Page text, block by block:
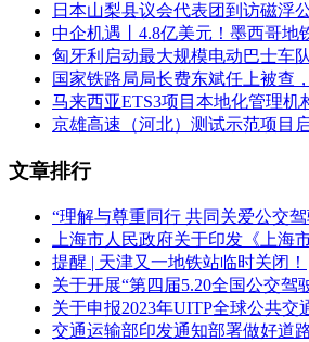
日本山梨县议会代表团到访磁浮
中企机遇丨4.8亿美元！墨西哥地
匈牙利启动最大规模电动巴士车
国家铁路局局长费东斌任上被查
马来西亚ETS3项目本地化管理机
京雄高速（河北）测试示范项目
文章排行
“理解与尊重同行 共同关爱公交
上海市人民政府关于印发《上海
提醒 | 天津又一地铁站临时关闭！
关于开展“第四届5.20全国公交驾
关于申报2023年UITP全球公共
交通运输部印发通知部署做好道